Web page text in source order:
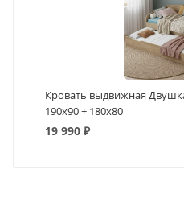
Кровать выдвижная
190х90 + 180х80
19 990₽